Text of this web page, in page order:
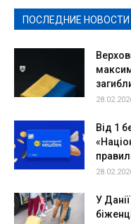
ПОСЛЕДНИЕ НОВОСТИ
Від 1
У